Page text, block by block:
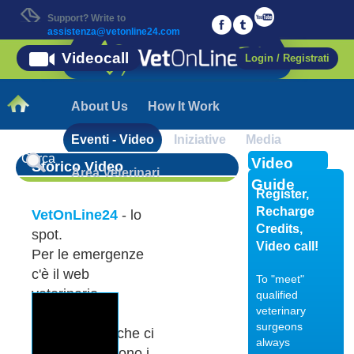
Support? Write to
assistenza@vetonline24.com
About Us How It Work
Eventi - Video Iniziative Media
Area Veterinari
Login / Registrati
Videocall
Storico Video
VetOnLine24 - lo
spot.
Per le emergenze
c'è il web
veterinario
VetOnline24, che ci
Video
Guide
Register,
Recharge
Credits,
Video call!
To "meet"
qualified
veterinary
surgeons
always